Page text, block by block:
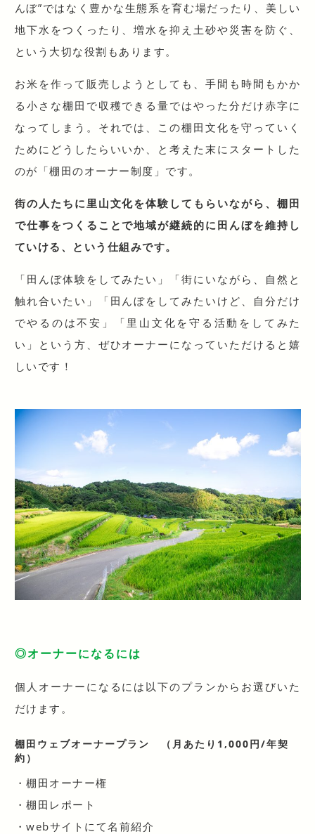
んぼ”ではなく豊かな生態系を育む場だったり、美しい
地下水をつくったり、増水を抑え土砂や災害を防ぐ、
という大切な役割もあります。
お米を作って販売しようとしても、手間も時間もかか
る小さな棚田で収穫できる量ではやった分だけ赤字に
なってしまう。それでは、この棚田文化を守っていく
ためにどうしたらいいか、と考えた末にスタートした
のが「棚田のオーナー制度」です。
街の人たちに里山文化を体験してもらいながら、棚田
で仕事をつくることで地域が継続的に田んぼを維持し
ていける、という仕組みです。
「田んぼ体験をしてみたい」「街にいながら、自然と
触れ合いたい」「田んぼをしてみたいけど、自分だけ
でやるのは不安」「里山文化を守る活動をしてみた
い」という方、ぜひオーナーになっていただけると嬉
しいです！
◎オーナーになるには
個人オーナーになるには以下のプランからお選びいた
だけます。
棚田ウェブオーナープラン
（月あたり1,000円/年契
約）
・棚田オーナー権
・棚田レポート
・webサイトにて名前紹介